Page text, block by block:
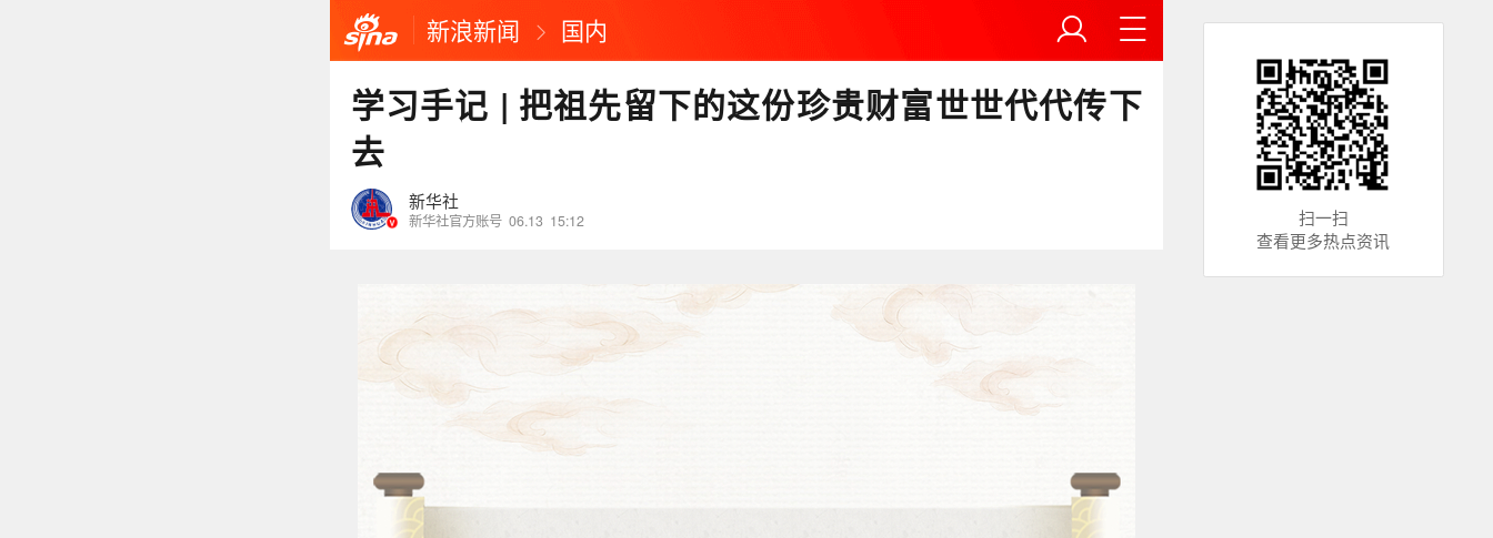
新浪新闻 国内
学习手记 | 把祖先留下的这份珍贵财富世世代代传下
去
新华社
新华社官方账号 06.13 15:12
扫一扫
查看更多热点资讯